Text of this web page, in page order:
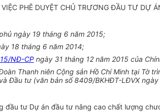
VIỆC PHÊ DUYỆT CHỦ TRƯƠNG ĐẦU TƯ DỰ
ngày 19 tháng 6 năm 2015;
18 tháng 6 năm 2014;
NĐ-CP ngày 31 tháng 12 năm 2015 của
Thanh niên Cộng sản Hồ Chí Minh tại Tờ
Đầu tư (văn bản số8409/BKHĐT-LĐVX ngày
đầu tư Dự án đầu tư nâng cao chất lượng